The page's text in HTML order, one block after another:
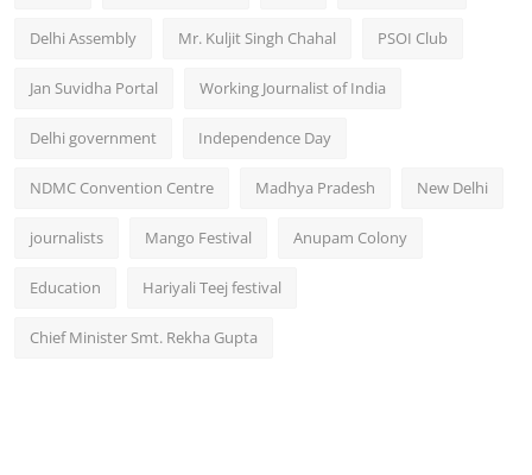
Delhi Assembly Mr. Kuljit Singh Chahal PSOI Club
Jan Suvidha Portal Working Journalist of India
Delhi government Independence Day
NDMC Convention Centre Madhya Pradesh New Delhi
journalists Mango Festival Anupam Colony
Education Hariyali Teej festival
Chief Minister Smt. Rekha Gupta